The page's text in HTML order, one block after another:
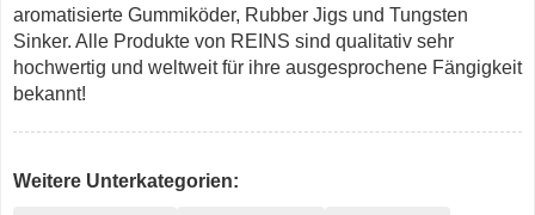
aromatisierte Gummiköder, Rubber Jigs und Tungsten
Sinker. Alle Produkte von REINS sind qualitativ sehr
hochwertig und weltweit für ihre ausgesprochene Fängigkeit
bekannt!
Weitere Unterkategorien: